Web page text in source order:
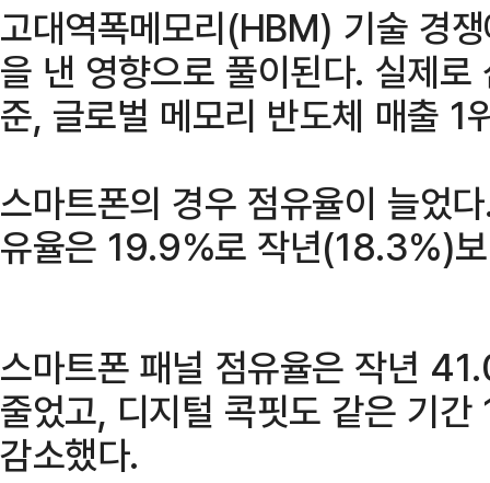
고대역폭메모리(HBM) 기술 경
을 낸 영향으로 풀이된다. 실제
준, 글로벌 메모리 반도체 매출 1
스마트폰의 경우 점유율이 늘었
유율은 19.9%로 작년(18.3%)
스마트폰 패널 점유율은 작년
줄었고, 디지털 콕핏도 같은 기
감소했다.